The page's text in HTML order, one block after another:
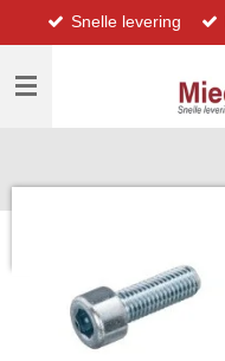
direct
naar
hoofdinhoud
Snelle levering